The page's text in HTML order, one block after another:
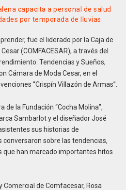
capacita a personal de salud
por temporada de lluvias
fue el liderado por la Caja de
(COMFACESAR), a través del
Tendencias y Sueños,
Cámara de Moda Cesar, en el
“Crispín Villazón de Armas”.
la Fundación “Cocha Molina”,
Sambarlot y el diseñador José
sus historias de
sobre las tendencias,
que han marcado importantes hitos
Comercial de Comfacesar, Rosa